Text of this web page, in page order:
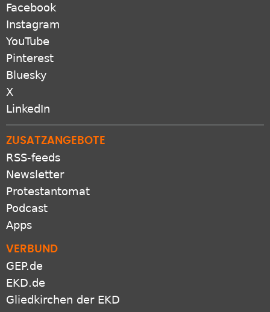
Facebook
Instagram
YouTube
Pinterest
Bluesky
X
LinkedIn
ZUSATZANGEBOTE
RSS-feeds
Newsletter
Protestantomat
Podcast
Apps
VERBUND
GEP.de
EKD.de
Gliedkirchen der EKD